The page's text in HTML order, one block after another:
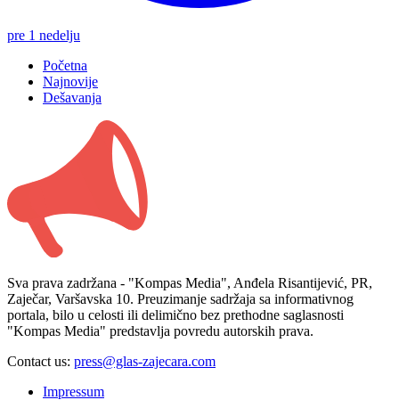
pre 1 nedelju
Početna
Najnovije
Dešavanja
Sva prava zadržana - "Kompas Media", Anđela Risantijević, PR,
Zaječar, Varšavska 10. Preuzimanje sadržaja sa informativnog
portala, bilo u celosti ili delimično bez prethodne saglasnosti
"Kompas Media" predstavlja povredu autorskih prava.
Contact us: press@glas-zajecara.com
Impressum